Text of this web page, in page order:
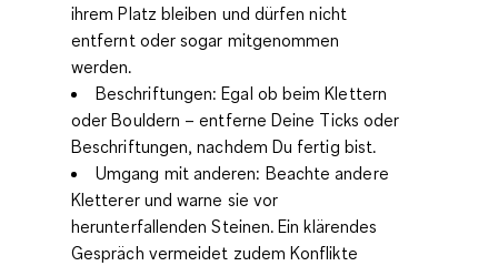
ihrem Platz bleiben und dürfen nicht
entfernt oder sogar mitgenommen
werden.
Beschriftungen: Egal ob beim Klettern
oder Bouldern – entferne Deine Ticks oder
Beschriftungen, nachdem Du fertig bist.
Umgang mit anderen: Beachte andere
Kletterer und warne sie vor
herunterfallenden Steinen. Ein klärendes
Gespräch vermeidet zudem Konflikte